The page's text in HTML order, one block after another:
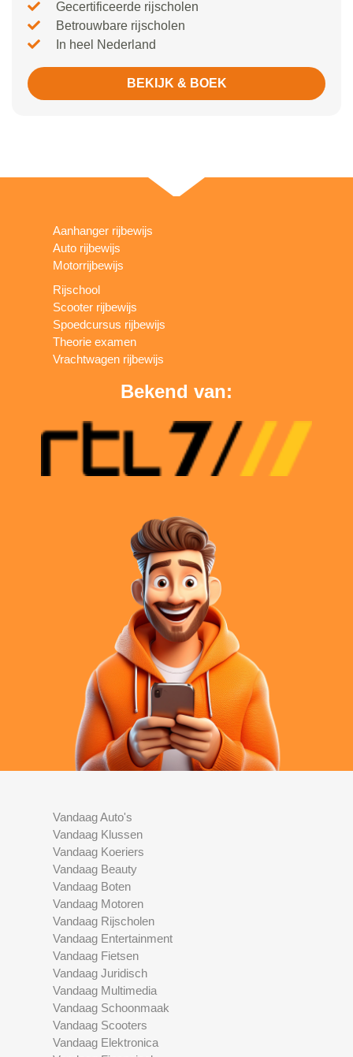
Gecertificeerde rijscholen
Betrouwbare rijscholen
In heel Nederland
BEKIJK & BOEK
Aanhanger rijbewijs
Auto rijbewijs
Motorrijbewijs
Rijschool
Scooter rijbewijs
Spoedcursus rijbewijs
Theorie examen
Vrachtwagen rijbewijs
Bekend van:
Vandaag Auto's
Vandaag Klussen
Vandaag Koeriers
Vandaag Beauty
Vandaag Boten
Vandaag Motoren
Vandaag Rijscholen
Vandaag Entertainment
Vandaag Fietsen
Vandaag Juridisch
Vandaag Multimedia
Vandaag Schoonmaak
Vandaag Scooters
Vandaag Elektronica